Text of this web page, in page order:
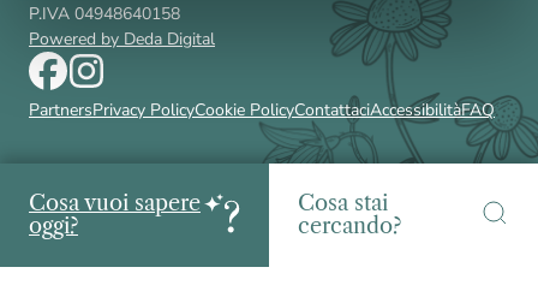
P.IVA 04948640158
Powered by Deda Digital
PartnersPrivacy PolicyCookie PolicyContattaciAccessibilitàFAQ
Cosa vuoi sapere
oggi?
Cosa stai
cercando?